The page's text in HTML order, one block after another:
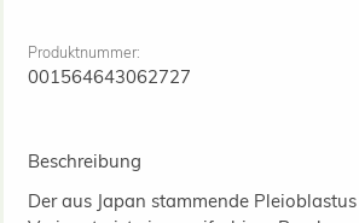
Produktnummer:
001564643062727
Beschreibung
Der aus Japan stammende